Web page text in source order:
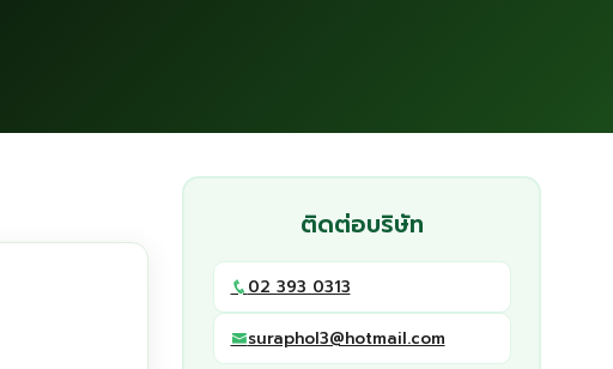
ติดต่อบริษัท
02 393 0313
suraphol3@hotmail.com